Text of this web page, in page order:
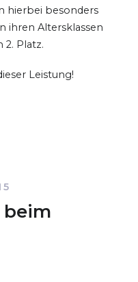
hierbei besonders
ihren Altersklassen
2. Platz.
Leistung!
beim